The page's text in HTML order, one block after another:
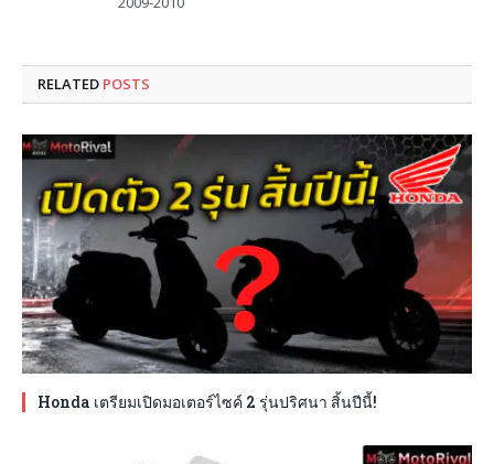
RELATED POSTS
Honda เตรียมเปิดมอเตอร์ไซค์ 2 รุ่นปริศนา สิ้นปีนี้!